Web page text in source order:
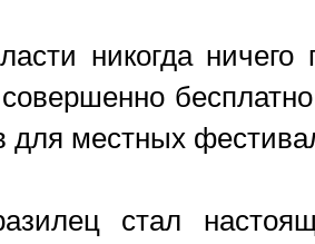
никогда
для местных
стал